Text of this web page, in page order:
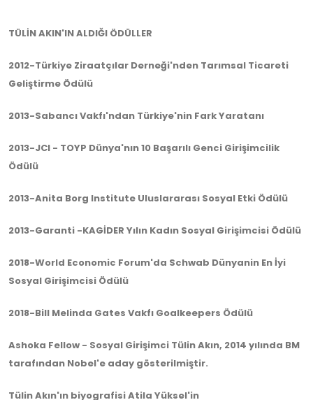
TÜLİN AKIN'IN ALDIĞI ÖDÜLLER
2012-Türkiye Ziraatçılar Derneği'nden Tarımsal Ticareti
Geliştirme Ödülü
2013-Sabancı Vakfı'ndan Türkiye'nin Fark Yaratanı
2013-JCI - TOYP Dünya'nın 10 Başarılı Genci Girişimcilik
Ödülü
2013-Anita Borg Institute Uluslararası Sosyal Etki Ödülü
2013-Garanti -KAGİDER Yılın Kadın Sosyal Girişimcisi Ödülü
2018-World Economic Forum'da Schwab Dünyanin En İyi
Sosyal Girişimcisi Ödülü
2018-Bill Melinda Gates Vakfı Goalkeepers Ödülü
Ashoka Fellow - Sosyal Girişimci Tülin Akın, 2014 yılında BM
tarafından Nobel'e aday gösterilmiştir.
Tülin Akın'ın biyografisi Atila Yüksel'in